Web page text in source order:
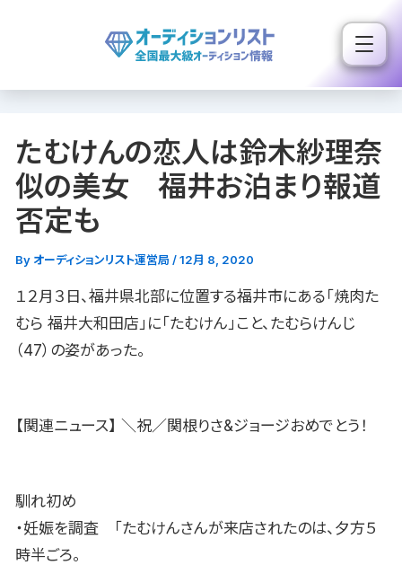
ス
たむけんの恋人は鈴木紗理奈
似の美女 福井お泊まり報道
否定も
By オーディションリスト運営局 /12月 8, 2020
１２月３日、福井県北部に位置する福井市にある「焼肉た
むら 福井大和田店」に「たむけん」こと、たむらけんじ
（47）の姿があった。
【関連ニュース】 ＼祝／関根りさ&ジョージおめでとう！
馴れ初め
・妊娠を調査 「たむけんさんが来店されたのは、夕方５
時半ごろ。